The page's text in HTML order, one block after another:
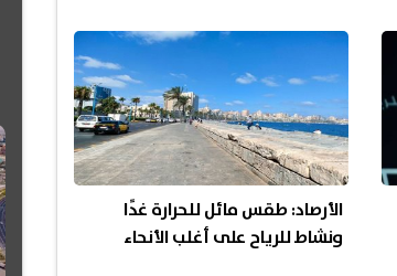
الأرصاد: طقس مائل للحرارة غدًا
ونشاط للرياح على أغلب الأنحاء